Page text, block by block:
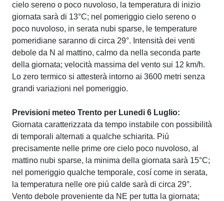
cielo sereno o poco nuvoloso, la temperatura di inizio
giornata sarà di 13°C; nel pomeriggio cielo sereno o
poco nuvoloso, in serata nubi sparse, le temperature
pomeridiane saranno di circa 29°. Intensità dei venti
debole da N al mattino, calmo da nella seconda parte
della giornata; velocità massima del vento sui 12 km/h.
Lo zero termico si attesterà intorno ai 3600 metri senza
grandi variazioni nel pomeriggio.
Previsioni meteo Trento per Lunedi 6 Luglio:
Giornata caratterizzata da tempo instabile con possibilità
di temporali alternati a qualche schiarita. Piú
precisamente nelle prime ore cielo poco nuvoloso, al
mattino nubi sparse, la minima della giornata sarà 15°C;
nel pomeriggio qualche temporale, cosí come in serata,
la temperatura nelle ore piú calde sarà di circa 29°.
Vento debole proveniente da NE per tutta la giornata;